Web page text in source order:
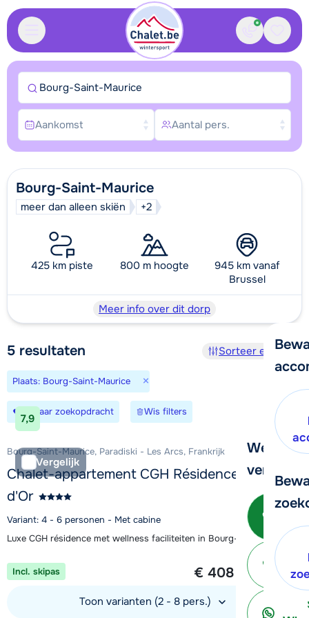
Contact
We
verder!
Bourg-Saint-Maurice
meer dan alleen skiën +2
425 km piste 800 m hoogte
945 km vanaf
Brussel
Meer info over dit dorp
5 resultaten Sorteer en filter
Plaats: Bourg-Saint-Maurice ×
Bewaar zoekopdracht Wis filters
7,9
Vergelijk
Bourg-Saint-Maurice, Paradiski - Les Arcs, Frankrijk
Chalet-appartement CGH Résidence Le Coeur
d'Or
Variant: 4 - 6 personen - Met cabine
Luxe CGH résidence met wellness faciliteiten in Bourg-Saint-Maurice
1 week vanaf
€ 408 per persoon
Incl. skipas
Toon varianten (2 - 8 pers.)
Bourg-Saint-Maurice
Aankomst Aantal pers.